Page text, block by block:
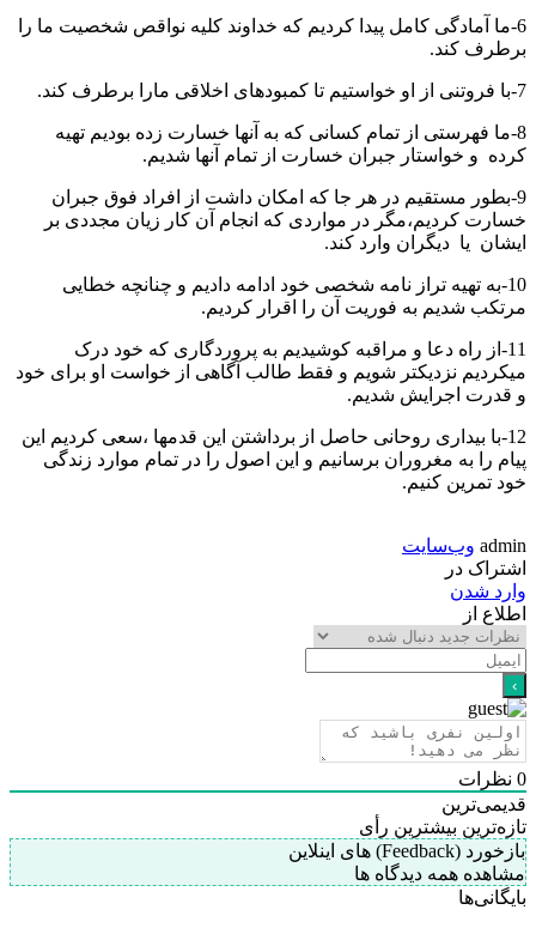
6-ما آمادگی کامل پیدا کردیم که خداوند کلیه نواقص شخصیت ما را
برطرف کند.
7-با فروتنی از او خواستیم تا کمبودهای اخلاقی مارا برطرف کند.
8-ما فهرستی از تمام کسانی که به آنها خسارت زده بودیم تهیه
کرده و خواستار جبران خسارت از تمام آنها شدیم.
9-بطور مستقیم در هر جا که امکان داشت از افراد فوق جبران
خسارت کردیم،مگر در مواردی که انجام آن کار زیان مجددی بر
ایشان یا دیگران وارد کند.
10-به تهیه تراز نامه شخصی خود ادامه دادیم و چنانچه خطایی
مرتکب شدیم به فوریت آن را اقرار کردیم.
11-از راه دعا و مراقبه کوشیدیم به پروردگاری که خود درک
میکردیم نزدیکتر شویم و فقط طالب آگاهی از خواست او برای خود
و قدرت اجرایش شدیم.
12-با بیداری روحانی حاصل از برداشتن این قدمها ،سعی کردیم این
پیام را به مغروران برسانیم و این اصول را در تمام موارد زندگی
خود تمرین کنیم.
admin وب‌سایت
اشتراک در
وارد شدن
اطلاع از
0 نظرات
قدیمی‌ترین
تازه‌ترین بیشترین رأی
بازخورد (Feedback) های اینلاین
مشاهده همه دیدگاه ها
بایگانی‌ها